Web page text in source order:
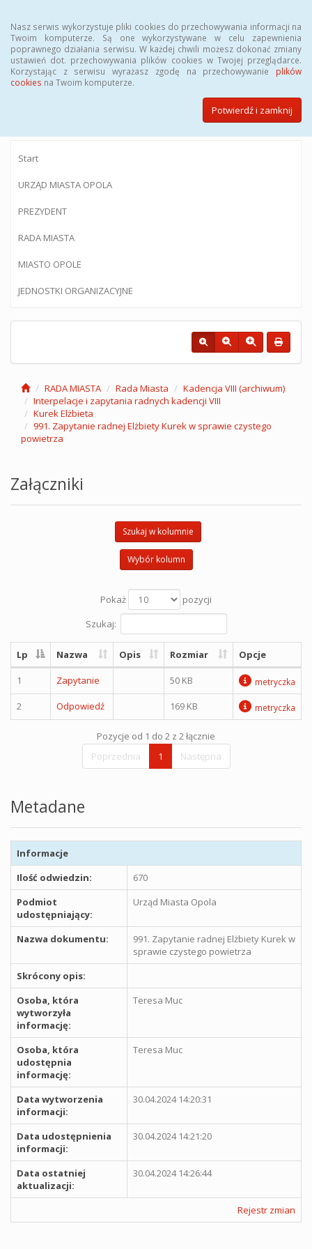
Nasz serwis wykorzystuje pliki cookies do przechowywania informacji na
Twoim komputerze. Są one wykorzystywane w celu zapewnienia
poprawnego działania serwisu. W każdej chwili możesz dokonać zmiany
ustawień dot. przechowywania plików cookies w Twojej przeglądarce.
Korzystając z serwisu wyrażasz zgodę na przechowywanie plików
cookies na Twoim komputerze.
Potwierdź i zamknij
BIULETYN INFORMACJI PUBLICZNEJ
Urzędu Miasta Opola
Start
URZĄD MIASTA OPOLA
PREZYDENT
RADA MIASTA
MIASTO OPOLE
JEDNOSTKI ORGANIZACYJNE
RADA MIASTA Rada Miasta
Kadencja VIII (archiwum)
Interpelacje i zapytania radnych kadencji VIII
Kurek Elżbieta
991. Zapytanie radnej Elżbiety Kurek w sprawie czystego
powietrza
Załączniki
Szukaj w kolumnie
Wybór kolumn
Pokaż
pozycji
Szukaj:
Lp Nazwa Opis Rozmiar Opcje
1 Zapytanie 50 KB metryczka
2 Odpowiedź 169 KB metryczka
Pozycje od 1 do 2 z 2 łącznie
Poprzednia
1 Następna
Metadane
Informacje
Ilość odwiedzin:
670
Podmiot
udostępniający:
Urząd Miasta Opola
Nazwa dokumentu:
991. Zapytanie radnej Elżbiety Kurek w
sprawie czystego powietrza
Skrócony opis:
Osoba, która
wytworzyła
informację:
Teresa Muc
Osoba, która
udostępnia
informację:
Teresa Muc
Data wytworzenia
informacji:
30.04.2024 14:20:31
Data udostępnienia
informacji:
30.04.2024 14:21:20
Data ostatniej
aktualizacji:
30.04.2024 14:26:44
Rejestr zmian